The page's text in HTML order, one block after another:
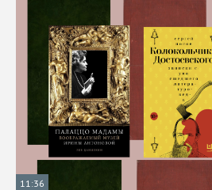
11:36